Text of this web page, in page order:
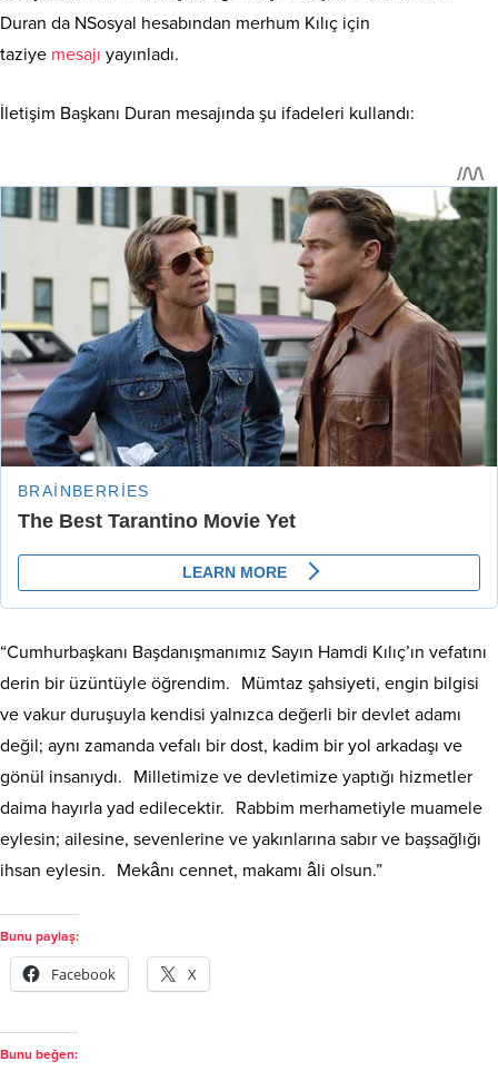
Duran da NSosyal hesabından merhum Kılıç için
taziye mesajı yayınladı.
İletişim Başkanı Duran mesajında şu ifadeleri kullandı:
“Cumhurbaşkanı Başdanışmanımız Sayın Hamdi Kılıç’ın vefatını
derin bir üzüntüyle öğrendim. Mümtaz şahsiyeti, engin bilgisi
ve vakur duruşuyla kendisi yalnızca değerli bir devlet adamı
değil; aynı zamanda vefalı bir dost, kadim bir yol arkadaşı ve
gönül insanıydı. Milletimize ve devletimize yaptığı hizmetler
daima hayırla yad edilecektir. Rabbim merhametiyle muamele
eylesin; ailesine, sevenlerine ve yakınlarına sabır ve başsağlığı
ihsan eylesin. Mekânı cennet, makamı âli olsun.”
Bunu paylaş:
Facebook X
Bunu beğen: